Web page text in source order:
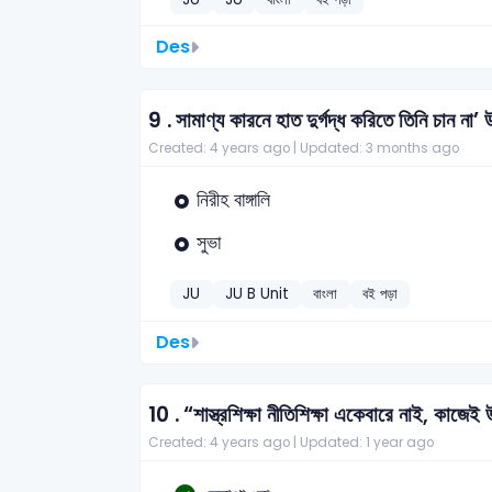
Des
9 .সামাণ্য কারনে হাত দুর্গদ্ধ করিতে তিনি চান
Created: 4 years ago | Updated: 3 months ago
নিরীহ বাঙ্গালি
সুভা
JU JU B Unit বাংলা বই পড়া
Des
10 .“শাস্ত্রশিক্ষা নীতিশিক্ষা একেবারে নাই,
Created: 4 years ago | Updated: 1 year ago